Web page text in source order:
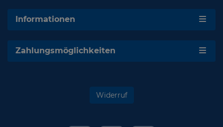
Informationen
Zahlungsmöglichkeiten
Widerruf